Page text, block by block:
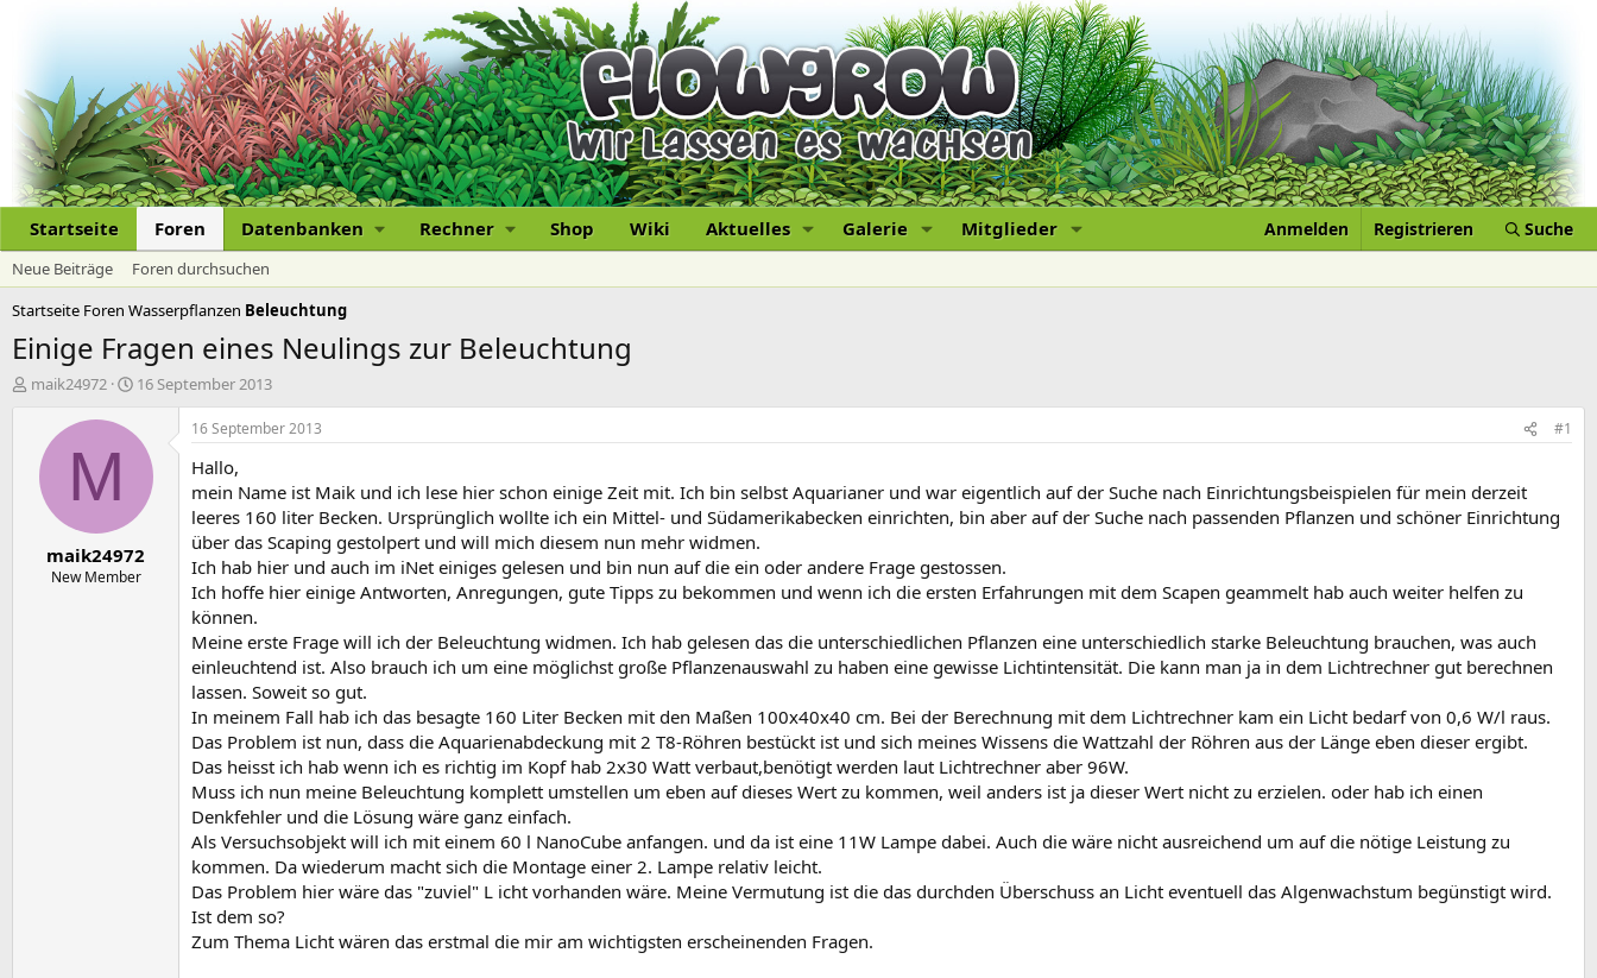
Startseite Foren Datenbanken Rechner Shop Wiki Aktuelles Galerie Mitglieder Anmelden Registrieren Suche
Neue Beiträge
Foren durchsuchen
Startseite Foren Wasserpflanzen Beleuchtung
Einige Fragen eines Neulings zur Beleuchtung
E
maik24972
E
t
l
a
m
16 September 2013
M
maik24972
New Member
16 September 2013 #1
Hallo,
mein Name ist Maik und ich lese hier schon einige Zeit mit. Ich bin selbst Aquarianer und war eigentlich auf der Suche nach Einrichtungsbeispielen für mein derzeit
leeres 160 liter Becken. Ursprünglich wollte ich ein Mittel- und Südamerikabecken einrichten, bin aber auf der Suche nach passenden Pflanzen und schöner Einrichtung
über das Scaping gestolpert und will mich diesem nun mehr widmen.
Ich hab hier und auch im iNet einiges gelesen und bin nun auf die ein oder andere Frage gestossen.
Ich hoffe hier einige Antworten, Anregungen, gute Tipps zu bekommen und wenn ich die ersten Erfahrungen mit dem Scapen geammelt hab auch weiter helfen zu
können.
Meine erste Frage will ich der Beleuchtung widmen. Ich hab gelesen das die unterschiedlichen Pflanzen eine unterschiedlich starke Beleuchtung brauchen, was auch
einleuchtend ist. Also brauch ich um eine möglichst große Pflanzenauswahl zu haben eine gewisse Lichtintensität. Die kann man ja in dem Lichtrechner gut berechnen
lassen. Soweit so gut.
In meinem Fall hab ich das besagte 160 Liter Becken mit den Maßen 100x40x40 cm. Bei der Berechnung mit dem Lichtrechner kam ein Licht bedarf von 0,6 W/l raus.
Das Problem ist nun, dass die Aquarienabdeckung mit 2 T8-Röhren bestückt ist und sich meines Wissens die Wattzahl der Röhren aus der Länge eben dieser ergibt.
Das heisst ich hab wenn ich es richtig im Kopf hab 2x30 Watt verbaut,benötigt werden laut Lichtrechner aber 96W.
Muss ich nun meine Beleuchtung komplett umstellen um eben auf dieses Wert zu kommen, weil anders ist ja dieser Wert nicht zu erzielen. oder hab ich einen
Denkfehler und die Lösung wäre ganz einfach.
Als Versuchsobjekt will ich mit einem 60 l NanoCube anfangen. und da ist eine 11W Lampe dabei. Auch die wäre nicht ausreichend um auf die nötige Leistung zu
kommen. Da wiederum macht sich die Montage einer 2. Lampe relativ leicht.
Das Problem hier wäre das "zuviel" L icht vorhanden wäre. Meine Vermutung ist die das durchden Überschuss an Licht eventuell das Algenwachstum begünstigt wird.
Ist dem so?
Zum Thema Licht wären das erstmal die mir am wichtigsten erscheinenden Fragen.